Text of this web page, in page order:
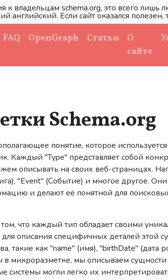
владельцам schema.org, это всего лишь
английский. Если сайт оказался полезен,
FAQ OpenGraph Статьи
О
сайте
Schema.org
понятие, которое
Каждый "Type" представляет собой
описывать на своих веб-страницах.
"Event" (Событие) и многое другое.
и делают её понятной для
что каждый тип обладает своими
описания специфичных деталей этой
такие как "name" (имя), "birthDate" (дата
в микроразметке, мы описываем сущности
системы могли легко их